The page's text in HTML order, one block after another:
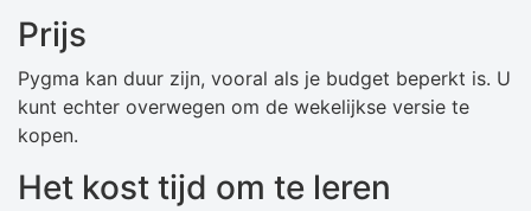
Prijs
Pygma kan duur zijn, vooral als je budget beperkt is. U
kunt echter overwegen om de wekelijkse versie te
kopen.
Het kost tijd om te leren